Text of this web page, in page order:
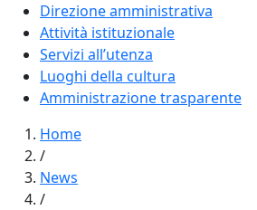
Direzione amministrativa
Attività istituzionale
Servizi all’utenza
Luoghi della cultura
Amministrazione trasparente
Home
/
News
/